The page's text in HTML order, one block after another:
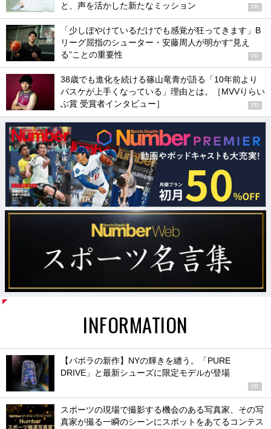
と、声を活かした新たなミッション
PR
「少しぼやけているだけでも感覚が狂ってきます」B
リーグ屈指のシューター・安藤周人が明かす“見え
る”ことの重要性
PR
38歳でも進化を続ける篠山竜青が語る「10年前より
バスケが上手くなっている」理由とは。［MVVりらい
ぶ賞 受賞者インタビュー］
PR
INFORMATION
【バボラの新作】NYの輝きを纏う。「PURE
DRIVE」と最新シューズに限定モデルが登場
PR
スポーツの現場で撮影する機会のある写真家、その写
真家が撮る一瞬のシーンにスポットをあてるコンテス